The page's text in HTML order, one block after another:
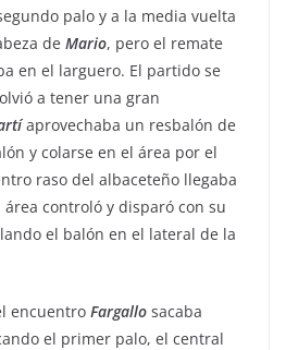
palo y a la media vuelta
de Mario, pero el remate
en el larguero. El partido se
a tener una gran
aprovechaba un resbalón de
y colarse en el área por el
raso del albaceteño llegaba
controló y disparó con su
el balón en el lateral de la
encuentro Fargallo sacaba
el primer palo, el central